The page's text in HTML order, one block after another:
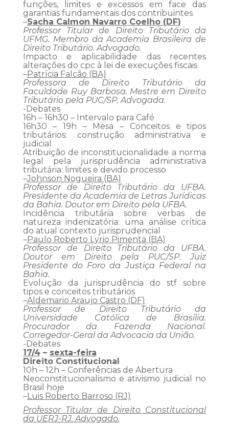
funções, limites e excessos em face das
garantias fundamentais dos contribuintes
–Sacha Calmon Navarro Coelho (DF)
Professor Titular de Direito Tributário da
UFMG. Membro da Academia Brasileira de
Direito Tributário. Advogado.
Impacto e aplicabilidade das recentes
alterações do cpc à lei de execuções fiscais
–Patrícia Falcão (BA)
Professora de Direito Tributário da
Faculdade Ruy Barbosa. Mestre em Direito
Tributário pela PUC/SP. Advogada.
-Debates
16h – 16h30 – Intervalo para Café
16h30 – 19h – Mesa – Conceitos e tipos
tributários: construção administrativa e
judicial
Atribuição de inconstitucionalidade a norma
legal pela jurisprudência administrativa
tributária: limites e devido processo
–Johnson Nogueira (BA)
Professor de Direito Tributário da UFBA.
Presidente da Academia de Letras Jurídicas
da Bahia. Doutor em Direito pela UFBA.
Incidência tributária sobre verbas de
natureza indenizatória: uma análise crítica
do atual contexto jurisprudencial
–Paulo Roberto Lyrio Pimenta (BA)
Professor de Direito Tributário da UFBA.
Doutor em Direito pela PUC/SP. Juiz
Presidente do Foro da Justiça Federal na
Bahia.
Evolução da jurisprudência do stf sobre
tipos e conceitos tributários
–Aldemario Araujo Castro (DF)
Professor de Direito Tributário da
Universidade Católica de Brasília.
Procurador da Fazenda Nacional.
Corregedor-Geral da Advocacia da União.
-Debates
17/4– sexta-feira
Direito Constitucional
10h – 12h – Conferências de Abertura
Neoconstitucionalismo e ativismo judicial no
Brasil hoje
–Luis Roberto Barroso (RJ)
Professor Titular de Direito Constitucional
da UERJ-RJ. Advogado.